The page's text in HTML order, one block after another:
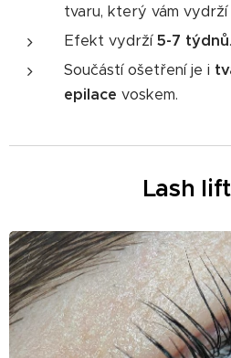
tvaru, který vám
Efekt vydrží5-7 týdnů.
Součástí ošetření je i
epilace voskem.
Lash